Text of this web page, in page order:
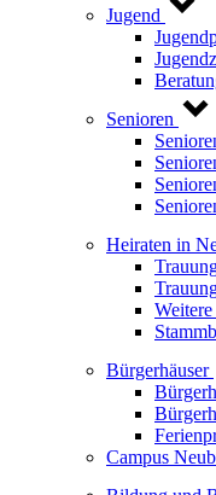
Jugend
Senioren
Heiraten in
Bürgerhäuser
Campus